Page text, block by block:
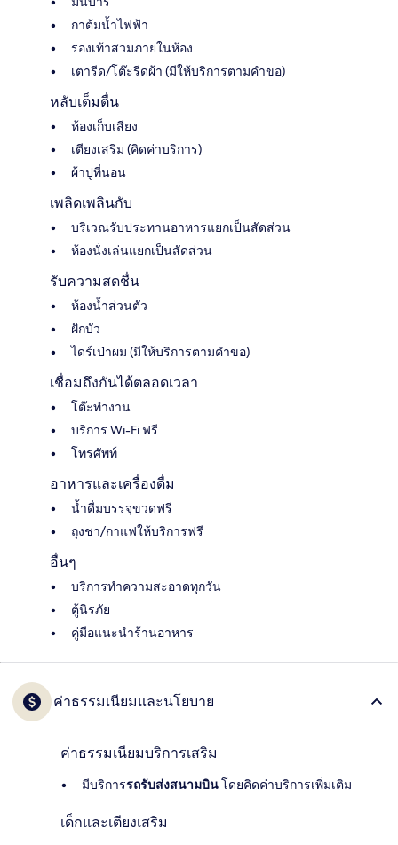
กาต้มน้ำไฟฟ้า
รองเท้าสวมภายในห้อง
เตารีด/โต๊ะรีดผ้า (มีให้บริการตามคำขอ)
หลับเต็มตื่น
ห้องเก็บเสียง
เตียงเสริม (คิดค่าบริการ)
ผ้าปูที่นอน
เพลิดเพลินกับ
บริเวณรับประทานอาหารแยกเป็นสัดส่วน
ห้องนั่งเล่นแยกเป็นสัดส่วน
รับความสดชื่น
ห้องน้ำส่วนตัว
ฝักบัว
ไดร์เป่าผม (มีให้บริการตามคำขอ)
เชื่อมถึงกันได้ตลอดเวลา
โต๊ะทำงาน
บริการ Wi-Fi ฟรี
โทรศัพท์
อาหารและเครื่องดื่ม
น้ำดื่มบรรจุขวดฟรี
ถุงชา/กาแฟให้บริการฟรี
อื่นๆ
บริการทำความสะอาดทุกวัน
ตู้นิรภัย
คู่มือแนะนำร้านอาหาร
ค่าธรรมเนียมและนโยบาย
ค่าธรรมเนียมบริการเสริม
มีบริการรถรับส่งสนามบินโดยคิดค่าบริการเพิ่มเติม
เด็กและเตียงเสริม